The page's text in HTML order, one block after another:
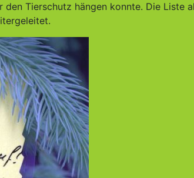
den Tierschutz hängen konnte. Die Liste